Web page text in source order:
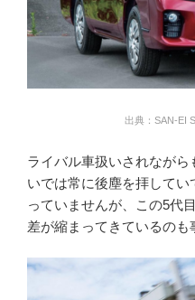
出典：SAN-EI
ライバル車扱いされなが
いでは常に後塵を拝して
っていませんが、この5代
差が縮まってきているのも